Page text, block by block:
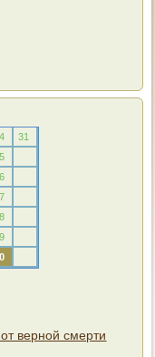
31
верной смерти